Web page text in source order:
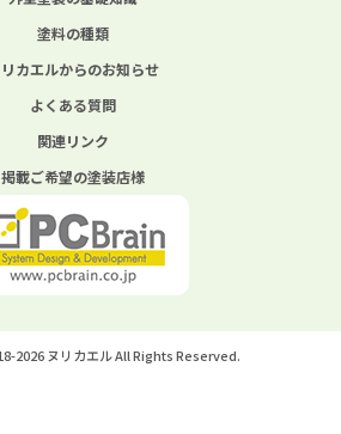
塗料の種類
リカエルからのお知らせ
よくある質問
関連リンク
掲載ご希望の塗装店様
2026 ヌリカエル All Rights Reserved.